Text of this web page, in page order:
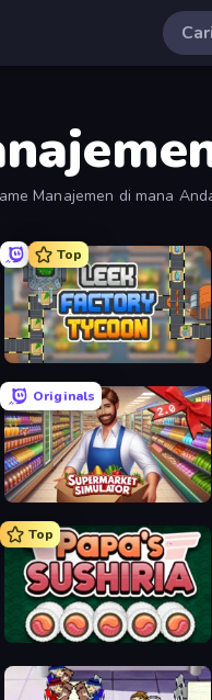
Manajemen di mana
Top
Leek Factory Tycoon
Originals
Supermarket Simulator: Store Manager
Top
Papa's Sushiria